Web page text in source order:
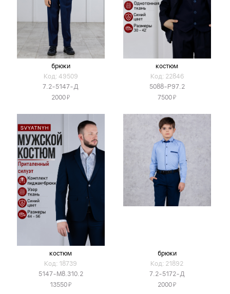
брюки
Код: 49509
7.2-5147-Д
2000Я
костюм
Код: 22846
5088-Р97.2
7500Я
костюм
Код: 18739
5147-М8.310.2
13550Я
брюки
Код: 21892
7.2-5172-Д
2000Я